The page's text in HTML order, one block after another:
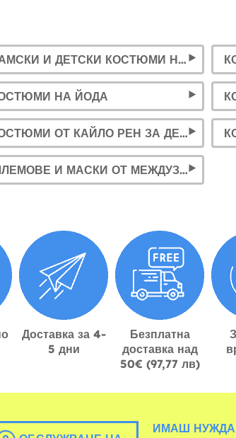
ДАМСКИ И ДЕТСКИ КОСТЮМИ НА ПРИНЦЕСА ЛЕЯ
НА ЙОДА
КОСТЮМИ ОТ КАЙЛО РЕН ЗА ДЕЦА И ВЪЗРАСТНИ
ШЛЕМОВЕ И МАСКИ ОТ МЕЖДУЗВЕЗДНИ ВОЙНИ
Доставка за 4-
5 дни
Безплатна
доставка над
50€ (97,77 лв)
ИМАШ НУЖДА